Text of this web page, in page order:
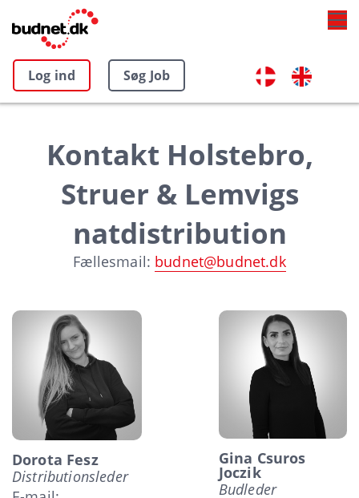
Log ind Søg Job
Kontakt Holstebro,
Struer & Lemvigs
natdistribution
Fællesmail: budnet@budnet.dk
Dorota Fesz
Distributionsleder
Gina Csuros
Joczik
Budleder